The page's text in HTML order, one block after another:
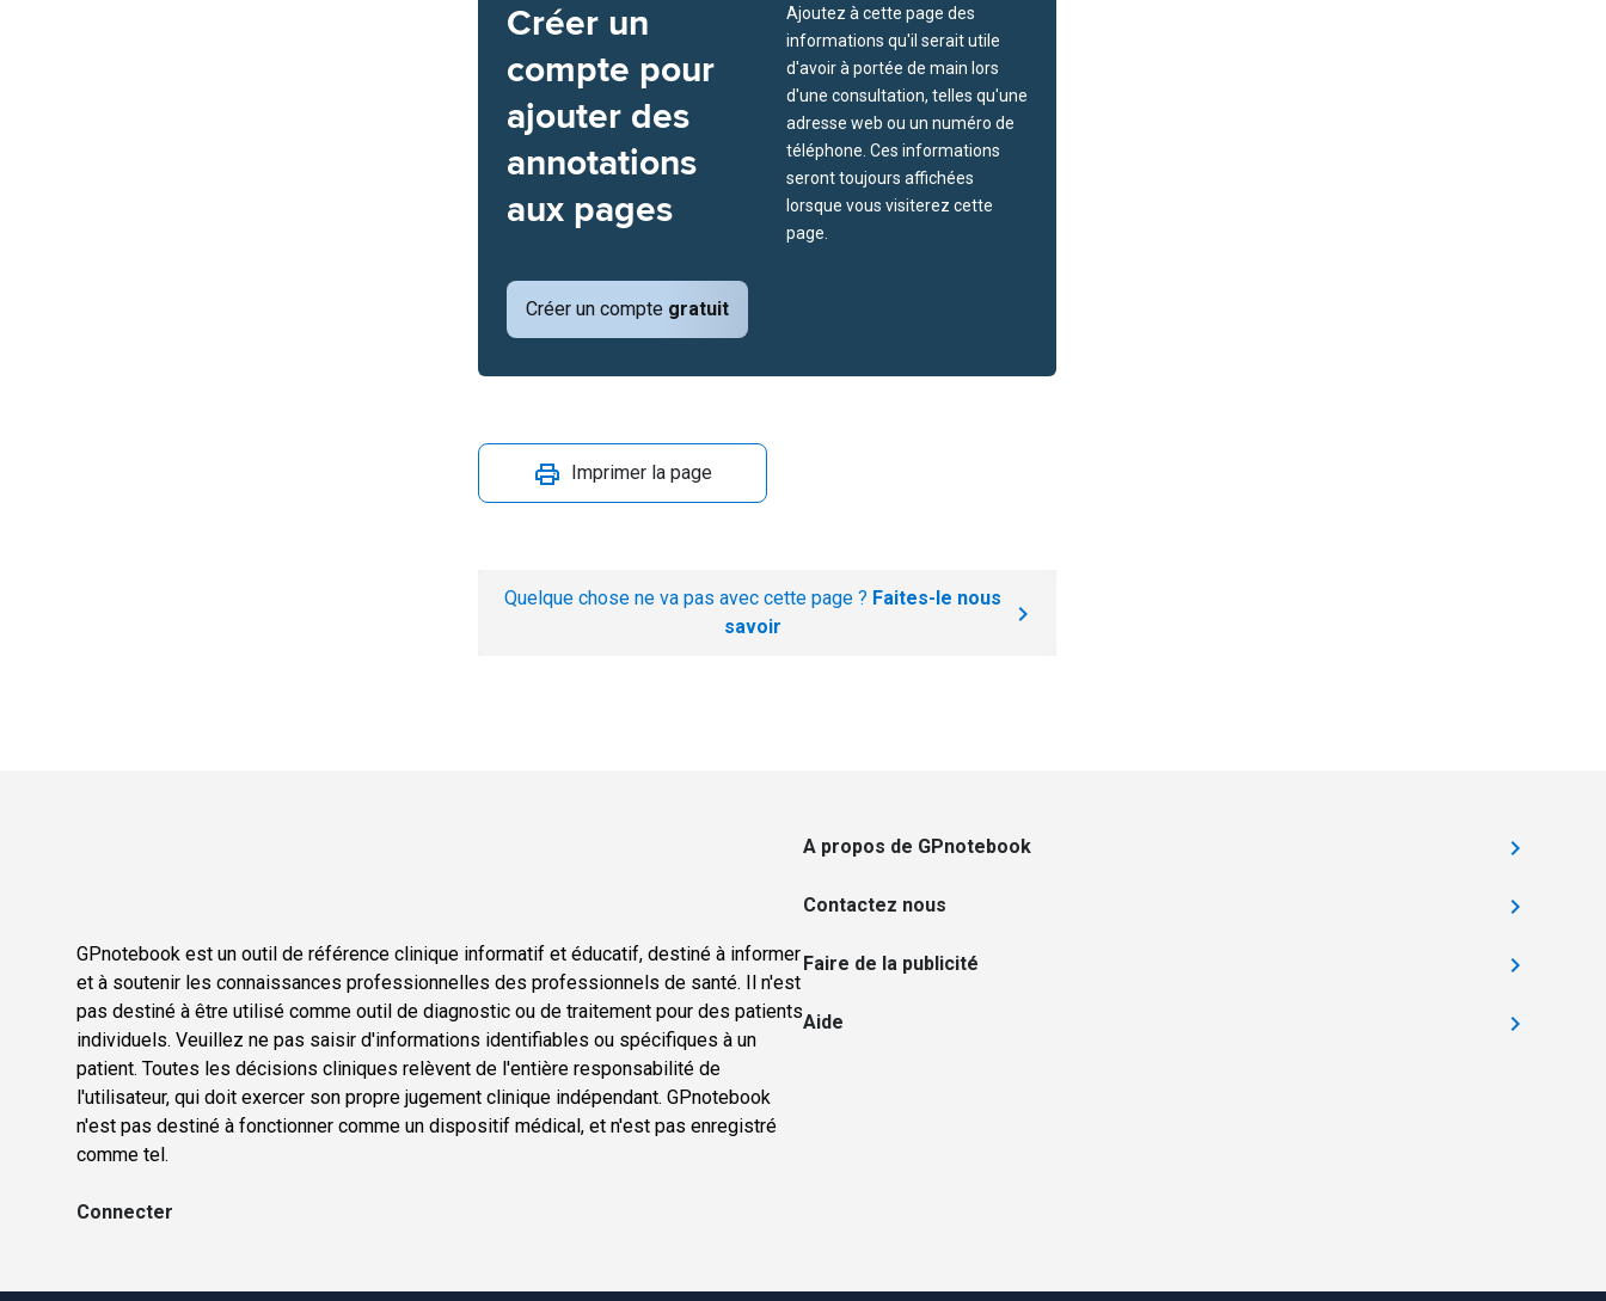
Créer un
compte pour
ajouter des
annotations
aux pages
Créer un compte gratuit
Ajoutez à cette page des
informations qu'il serait utile
d'avoir à portée de main lors
d'une consultation, telles qu'une
adresse web ou un numéro de
téléphone. Ces informations
seront toujours affichées
lorsque vous visiterez cette
page.
Imprimer la page
Quelque chose ne va pas avec cette page ? Faites-le nous
savoir
GPnotebook est un outil de référence clinique informatif et éducatif, destiné à informer
et à soutenir les connaissances professionnelles des professionnels de santé. Il n'est
pas destiné à être utilisé comme outil de diagnostic ou de traitement pour des patients
individuels. Veuillez ne pas saisir d'informations identifiables ou spécifiques à un
patient. Toutes les décisions cliniques relèvent de l'entière responsabilité de
l'utilisateur, qui doit exercer son propre jugement clinique indépendant. GPnotebook
n'est pas destiné à fonctionner comme un dispositif médical, et n'est pas enregistré
comme tel.
Connecter
A propos de GPnotebook
Contactez nous
Faire de la publicité
Aide